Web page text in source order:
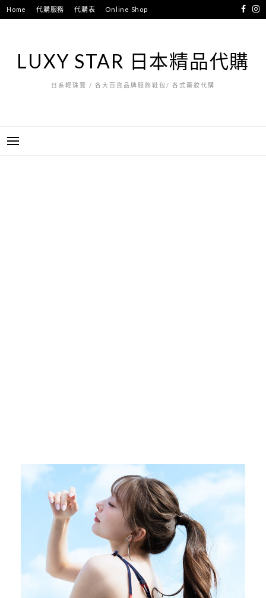
跳
至
Home 代購服務 代購表 Online Shop
LUXY STAR 日本精品代購
日系輕珠寶 / 各大百貨品牌服飾鞋包/ 各式藥妝代購